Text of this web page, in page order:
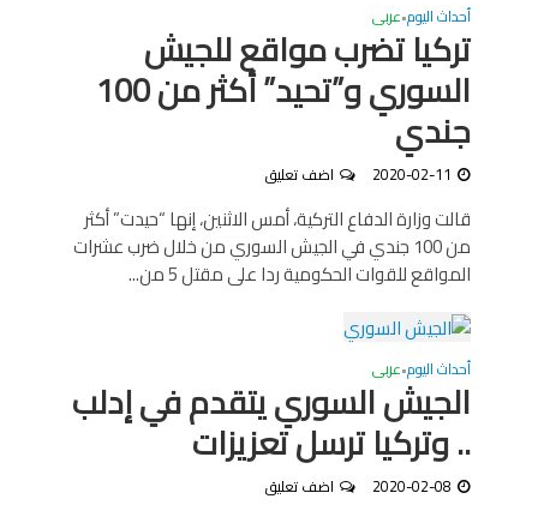
أحداث اليوم•عربى
تركيا تضرب مواقع للجيش
السوري و”تحيد” أكثر من 100
جندي
2020-02-11 اضف تعليق
قالت وزارة الدفاع التركية، أمس الاثنين، إنها “حيدت” أكثر
من 100 جندي في الجيش السوري من خلال ضرب عشرات
المواقع للقوات الحكومية ردا على مقتل 5 من...
أحداث اليوم•عربى
الجيش السوري يتقدم في إدلب
.. وتركيا ترسل تعزيزات
2020-02-08 اضف تعليق